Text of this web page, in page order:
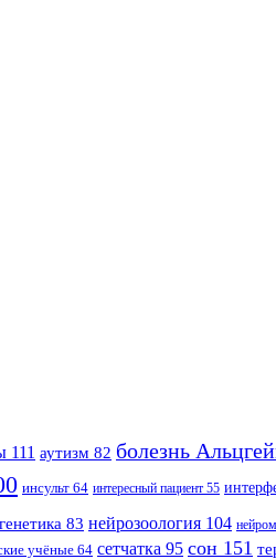
111 аутизм 82 болезнь
инсульт 64 интересный пациент 55
83 нейрозоология 104
учёные 64 сетчатка 95 сон 151